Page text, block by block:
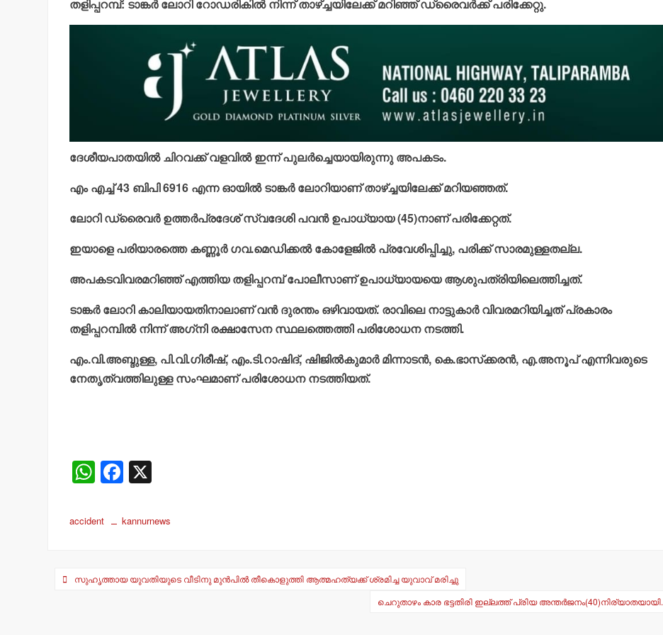
തളിപ്പറമ്പ്: ടാങ്കര്‍ ലോറി റോഡരികില്‍ നിന്ന് താഴ്ച്ചയിലേക്ക് മറിഞ്ഞ് ഡ്രൈവര്‍ക്ക് പരിക്കേറ്റു.
ദേശീയപാതയില്‍ ചിറവക്ക് വളവില്‍ ഇന്ന് പുലര്‍ച്ചെയായിരുന്നു അപകടം.
എം എച്ച് 43 ബിപി 6916 എന്ന ഓയില്‍ ടാങ്കര്‍ ലോറിയാണ് താഴ്ച്ചയിലേക്ക് മറിയഞ്ഞത്.
ലോറി ഡ്രൈവര്‍ ഉത്തര്‍പ്രദേശ് സ്വദേശി പവന്‍ ഉപാധ്യായ (45)നാണ് പരിക്കേറ്റത്.
ഇയാളെ പരിയാരത്തെ കണ്ണൂര്‍ ഗവ.മെഡിക്കല്‍ കോളേജില്‍ പ്രവേശിപ്പിച്ചു, പരിക്ക് സാരമുള്ളതല്ല.
അപകടവിവരമറിഞ്ഞ് എത്തിയ തളിപ്പറമ്പ് പോലീസാണ് ഉപാധ്യായയെ ആശുപത്രിയിലെത്തിച്ചത്.
ടാങ്കര്‍ ലോറി കാലിയായതിനാലാണ് വന്‍ ദുരന്തം ഒഴിവായത്. രാവിലെ നാട്ടുകാര്‍ വിവരമറിയിച്ചത് പ്രകാരം
തളിപ്പറമ്പില്‍ നിന്ന് അഗ്‌നി രക്ഷാസേന സ്ഥലത്തെത്തി പരിശോധന നടത്തി.
എം.വി.അബ്ദുള്ള, പി.വി.ഗിരീഷ്, എം.ടി.റാഷിദ്, ഷിജില്‍കുമാര്‍ മിന്നാടന്‍, കെ.ഭാസ്‌ക്കരന്‍, എ.അനൂപ് എന്നിവരുടെ
നേതൃത്വത്തിലുള്ള സംഘമാണ് പരിശോധന നടത്തിയത്.
W
h
at
p
F
a
c
o
accident kannurnews
Postസുഹൃത്തായ യുവതിയുടെ വീടിനു മുന്‍പില്‍ തീകൊളുത്തി ആത്മഹത്യക്ക് ശ്രമിച്ച യുവാവ് മരിച്ചു
ചെറുതാഴം കാര ഭട്ടതിരി ഇല്ലത്ത് പ്രിയ അന്തര്‍ജനം(40)നിര്യാതയായി.